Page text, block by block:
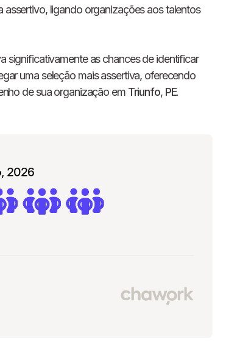
ligando organizações aos talentos
significativamente as chances de identificar
uma seleção mais assertiva, oferecendo
de sua organização em Triunfo, PE.
+55 Digite seu telefone